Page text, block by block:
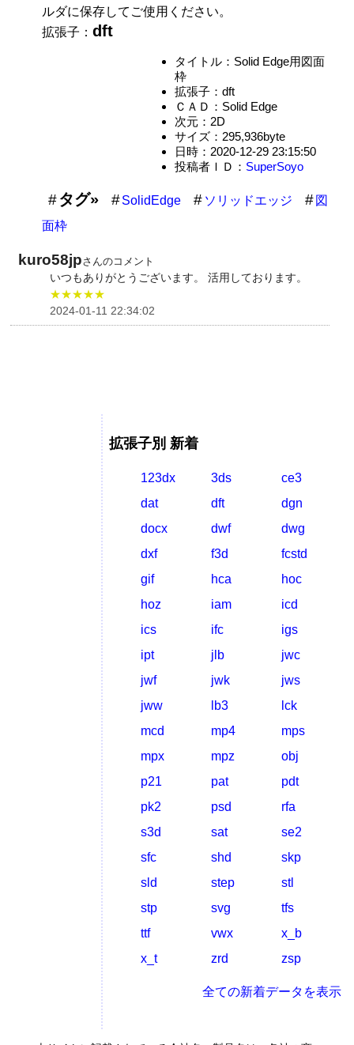
ルダに保存してご使用ください。
拡張子：dft
タイトル：Solid Edge用図面
枠
拡張子：dft
ＣＡＤ：Solid Edge
次元：2D
サイズ：295,936byte
日時：2020-12-29 23:15:50
投稿者ＩＤ： SuperSoyo
タグ» SolidEdge ソリッドエッジ
図
面枠
kuro58jpさんのコメント
いつもありがとうございます。 活用しております。
★★★★★
2024-01-11 22:34:02
拡張子別 新着
123dx 3ds
ce3
dat
dft
dgn
docx
dwf
dwg
dxf
f3d
fcstd
gif
hca
hoc
hoz
iam
icd
ics
ifc
igs
ipt
jlb
jwc
jwf
jwk
jws
jww
lb3
lck
mcd
mp4
mps
mpx
mpz
obj
p21
pat
pdt
pk2
psd
rfa
s3d
sat
se2
sfc
shd
skp
sld
step
stl
stp
svg
tfs
ttf
vwx
x_b
x_t
zrd zsp
全ての新着データを表示